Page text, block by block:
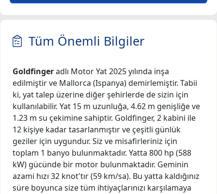
Tüm Önemli Bilgiler
Goldfingeradlı Motor Yat 2025 yılında inşa
edilmiştir ve Mallorca (Ispanya) demirlemiştir. Tabii
ki, yat talep üzerine diğer şehirlerde de sizin için
kullanılabilir. Yat 15 m uzunluğa, 4.62 m genişliğe ve
1.23 m su çekimine sahiptir. Goldfinger, 2 kabini ile
12 kişiye kadar tasarlanmıştır ve çeşitli günlük
geziler için uygundur. Siz ve misafirleriniz için
toplam 1 banyo bulunmaktadır. Yatta 800 hp (588
kW) gücünde bir motor bulunmaktadır. Geminin
azami hızı 32 knot'tır (59 km/sa). Bu yatta kaldığınız
süre boyunca size tüm ihtiyaçlarınızı karşılamaya